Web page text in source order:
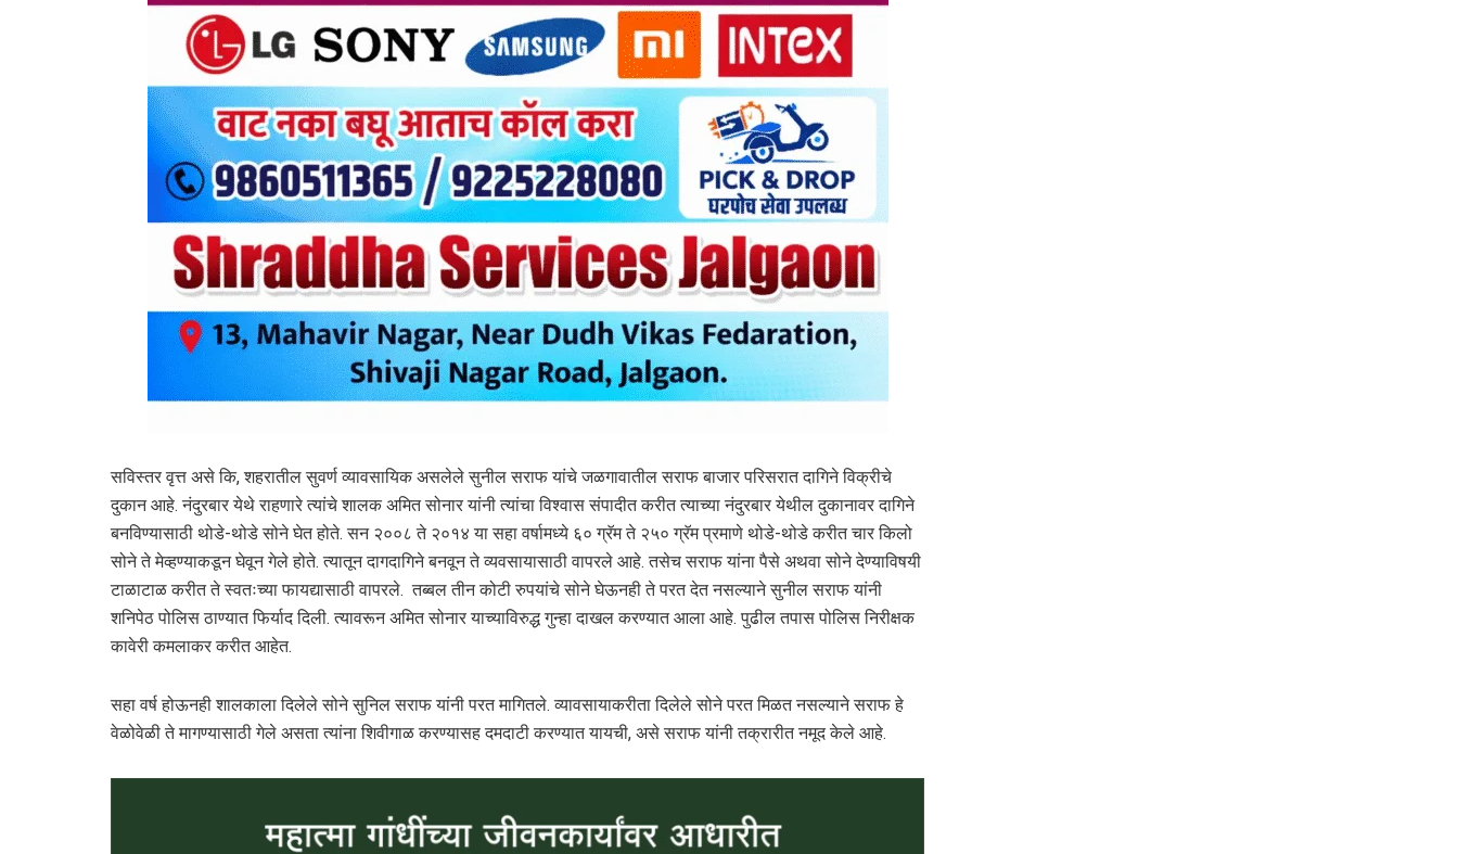
सविस्तर वृत्त असे कि, शहरातील सुवर्ण व्यावसायिक असलेले सुनील सराफ यांचे जळगावातील सराफ बाजार परिसरात दागिने विक्रीचे
दुकान आहे. नंदुरबार येथे राहणारे त्यांचे शालक अमित सोनार यांनी त्यांचा विश्वास संपादीत करीत त्याच्या नंदुरबार येथील दुकानावर दागिने
बनविण्यासाठी थोडे-थोडे सोने घेत होते. सन २००८ ते २०१४ या सहा वर्षामध्ये ६० ग्रॅम ते २५० ग्रॅम प्रमाणे थोडे-थोडे करीत चार किलो
सोने ते मेव्हण्याकडून घेवून गेले होते. त्यातून दागदागिने बनवून ते व्यवसायासाठी वापरले आहे. तसेच सराफ यांना पैसे अथवा सोने देण्याविषयी
टाळाटाळ करीत ते स्वतःच्या फायद्यासाठी वापरले. तब्बल तीन कोटी रुपयांचे सोने घेऊनही ते परत देत नसल्याने सुनील सराफ यांनी
शनिपेठ पोलिस ठाण्यात फिर्याद दिली. त्यावरून अमित सोनार याच्याविरुद्ध गुन्हा दाखल करण्यात आला आहे. पुढील तपास पोलिस निरीक्षक
कावेरी कमलाकर करीत आहेत.
सहा वर्ष होऊनही शालकाला दिलेले सोने सुनिल सराफ यांनी परत मागितले. व्यावसायाकरीता दिलेले सोने परत मिळत नसल्याने सराफ हे
वेळोवेळी ते मागण्यासाठी गेले असता त्यांना शिवीगाळ करण्यासह दमदाटी करण्यात यायची, असे सराफ यांनी तक्रारीत नमूद केले आहे.